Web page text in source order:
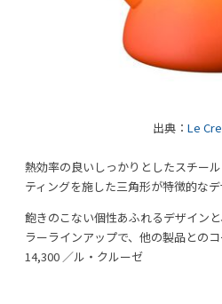
出典： Le
熱効率の良いしっかりとしたスチー
ティングを施した三角形が特徴的なデ
飽きのこない個性あふれるデザイン
ラーラインアップで、他の製品との
14,300 ／ル・クルーゼ